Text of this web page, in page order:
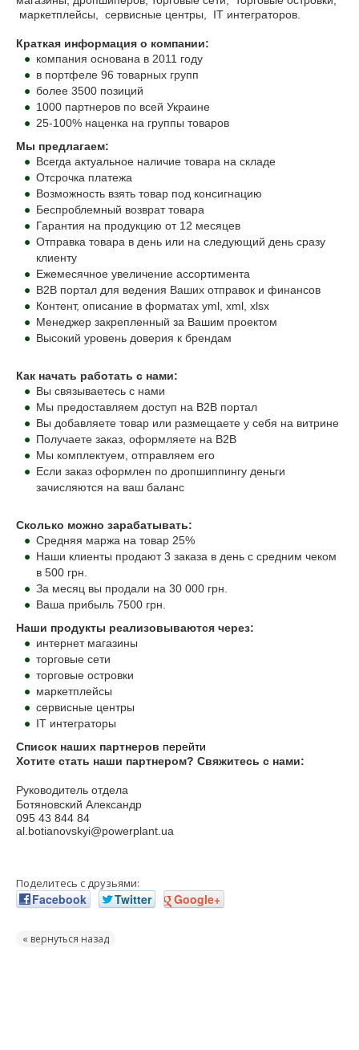
маркетплейсы, сервисные центры, IT интеграторов.
Краткая информация о компании:
компания основана в 2011 году
в портфеле 96 товарных групп
более 3500 позиций
1000 партнеров по всей Украине
25-100% наценка на группы товаров
Мы предлагаем:
Всегда актуальное наличие товара на складе
Отсрочка платежа
Возможность взять товар под консигнацию
Беспроблемный возврат товара
Гарантия на продукцию от 12 месяцев
Отправка товара в день или на следующий день сразу
клиенту
Ежемесячное увеличение ассортимента
B2B портал для ведения Ваших отправок и финансов
Контент, описание в форматах yml, xml, xlsx
Менеджер закрепленный за Вашим проектом
Высокий уровень доверия к брендам
Как начать работать с нами:
Вы связываетесь с нами
Мы предоставляем доступ на B2B портал
Вы добавляете товар или размещаете у себя на витрине
Получаете заказ, оформляете на B2B
Мы комплектуем, отправляем его
Если заказ оформлен по дропшиппингу деньги
зачисляются на ваш баланс
Сколько можно зарабатывать:
Средняя маржа на товар 25%
Наши клиенты продают 3 заказа в день с средним чеком
в 500 грн.
За месяц вы продали на 30 000 грн.
Ваша прибыль 7500 грн.
Наши продукты реализовываются через:
интернет магазины
торговые сети
торговые островки
маркетплейсы
сервисные центры
IT интеграторы
Список наших партнеров перейти
Хотите стать наши партнером? Свяжитесь с нами:
Руководитель отдела
Ботяновский Александр
095 43 844 84
al.botianovskyi@powerplant.ua
Поделитесь с друзьями:
Facebook Twitter Google+
« вернуться назад